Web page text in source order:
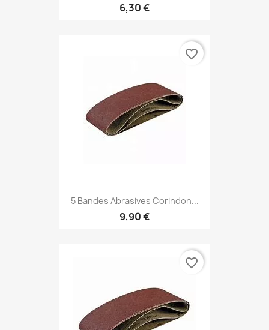
6,30 €
5 Bandes Abrasives Corindon...
9,90 €
favorite_border
favorite_border